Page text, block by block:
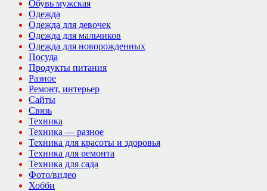
Обувь мужская
Одежда
Одежда для девочек
Одежда для мальчиков
Одежда для новорожденных
Посуда
Продукты питания
Разное
Ремонт, интерьер
Сайты
Связь
Техника
Техника — разное
Техника для красоты и здоровья
Техника для ремонта
Техника для сада
Фото/видео
Хобби